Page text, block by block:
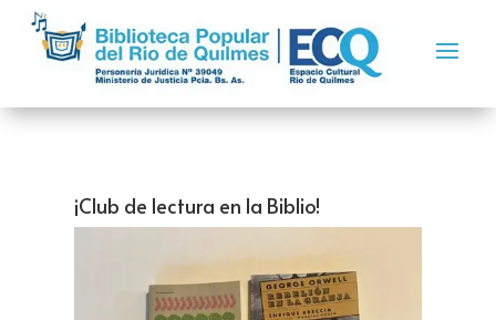
¡Club de lectura en la Biblio!